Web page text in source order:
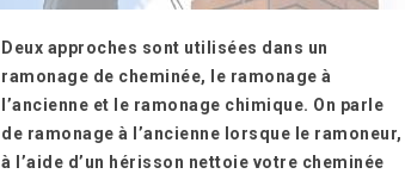
Deux approches sont utilisées dans un
ramonage de cheminée, le ramonage à
l’ancienne et le ramonage chimique. On parle
de ramonage à l’ancienne lorsque le ramoneur,
à l’aide d’un hérisson nettoie votre cheminée